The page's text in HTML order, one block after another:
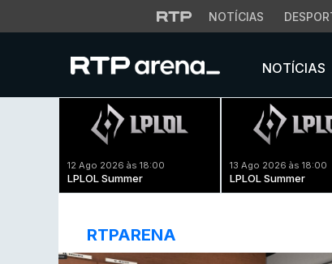
NOTÍCIAS
NOTÍCIAS
12 Ago 2026 às 18:00
LPLOL Summer
13 Ago 2026 às 18:00
LPLOL Summer
RTPARENA